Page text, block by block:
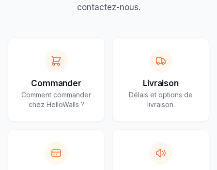
contactez-nous.
Commander
Comment commander
chez HelloWalls ?
Livraison
Délais et options de
livraison.